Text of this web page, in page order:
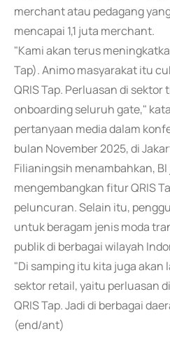
merchant atau pedagang
mencapai 1,1 juta merchant.
"Kami akan terus
Tap). Animo masyarakat itu
QRIS Tap. Perluasan di
onboarding seluruh gate,"
pertanyaan media dalam
bulan November 2025, di
Filianingsih menambahkan,
mengembangkan fitur QRIS
peluncuran. Selain itu,
untuk beragam jenis moda
publik di berbagai wilayah
"Di samping itu kita juga
sektor retail, yaitu perluasan
QRIS Tap. Jadi di berbagai
(end/ant)